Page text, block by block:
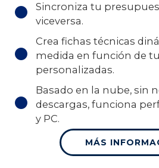
Sincroniza tu
viceversa.
Crea fichas técnicas
medida en función de
personalizadas.
Basado en la nube, sin
descargas, funciona
y PC.
MÁS